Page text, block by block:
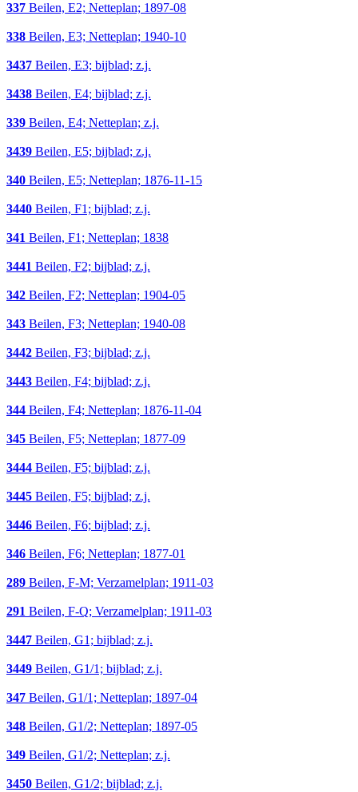
337 Beilen, E2; Netteplan; 1897-08
338 Beilen, E3; Netteplan; 1940-10
3437 Beilen, E3; bijblad; z.j.
3438 Beilen, E4; bijblad; z.j.
339 Beilen, E4; Netteplan; z.j.
3439 Beilen, E5; bijblad; z.j.
340 Beilen, E5; Netteplan; 1876-11-15
3440 Beilen, F1; bijblad; z.j.
341 Beilen, F1; Netteplan; 1838
3441 Beilen, F2; bijblad; z.j.
342 Beilen, F2; Netteplan; 1904-05
343 Beilen, F3; Netteplan; 1940-08
3442 Beilen, F3; bijblad; z.j.
3443 Beilen, F4; bijblad; z.j.
344 Beilen, F4; Netteplan; 1876-11-04
345 Beilen, F5; Netteplan; 1877-09
3444 Beilen, F5; bijblad; z.j.
3445 Beilen, F5; bijblad; z.j.
3446 Beilen, F6; bijblad; z.j.
346 Beilen, F6; Netteplan; 1877-01
289 Beilen, F-M; Verzamelplan; 1911-03
291 Beilen, F-Q; Verzamelplan; 1911-03
3447 Beilen, G1; bijblad; z.j.
3449 Beilen, G1/1; bijblad; z.j.
347 Beilen, G1/1; Netteplan; 1897-04
348 Beilen, G1/2; Netteplan; 1897-05
349 Beilen, G1/2; Netteplan; z.j.
3450 Beilen, G1/2; bijblad; z.j.